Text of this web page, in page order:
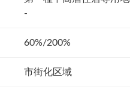
-
60%/200%
市街化区域